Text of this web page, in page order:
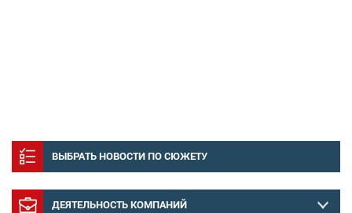
ВЫБРАТЬ НОВОСТИ ПО СЮЖЕТУ
ДЕЯТЕЛЬНОСТЬ КОМПАНИЙ